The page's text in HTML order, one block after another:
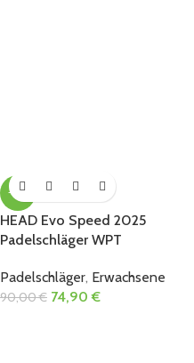
-17%
HEAD Evo Speed 2025
Padelschläger WPT
Padelschläger, Erwachsene
90,00€ 74,90€